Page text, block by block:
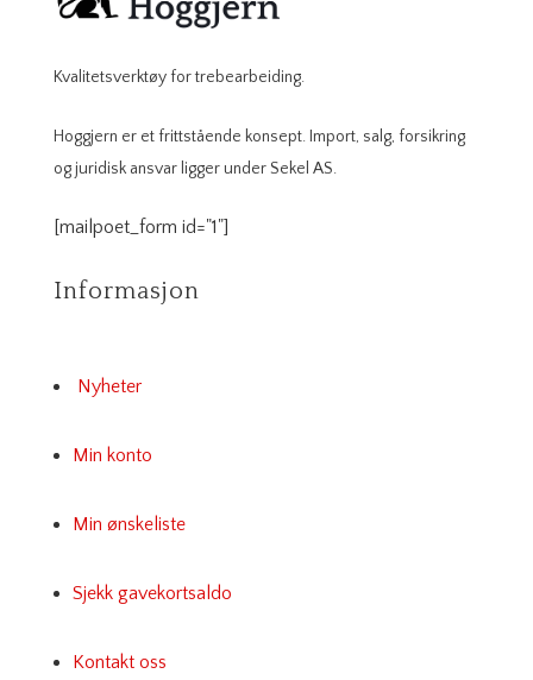
Kvalitetsverktøy for trebearbeiding.
Hoggjern er et frittstående konsept. Import, salg, forsikring
og juridisk ansvar ligger under Sekel AS.
[mailpoet_form id="1"]
Informasjon
Nyheter
Min konto
Min ønskeliste
Sjekk gavekortsaldo
Kontakt oss